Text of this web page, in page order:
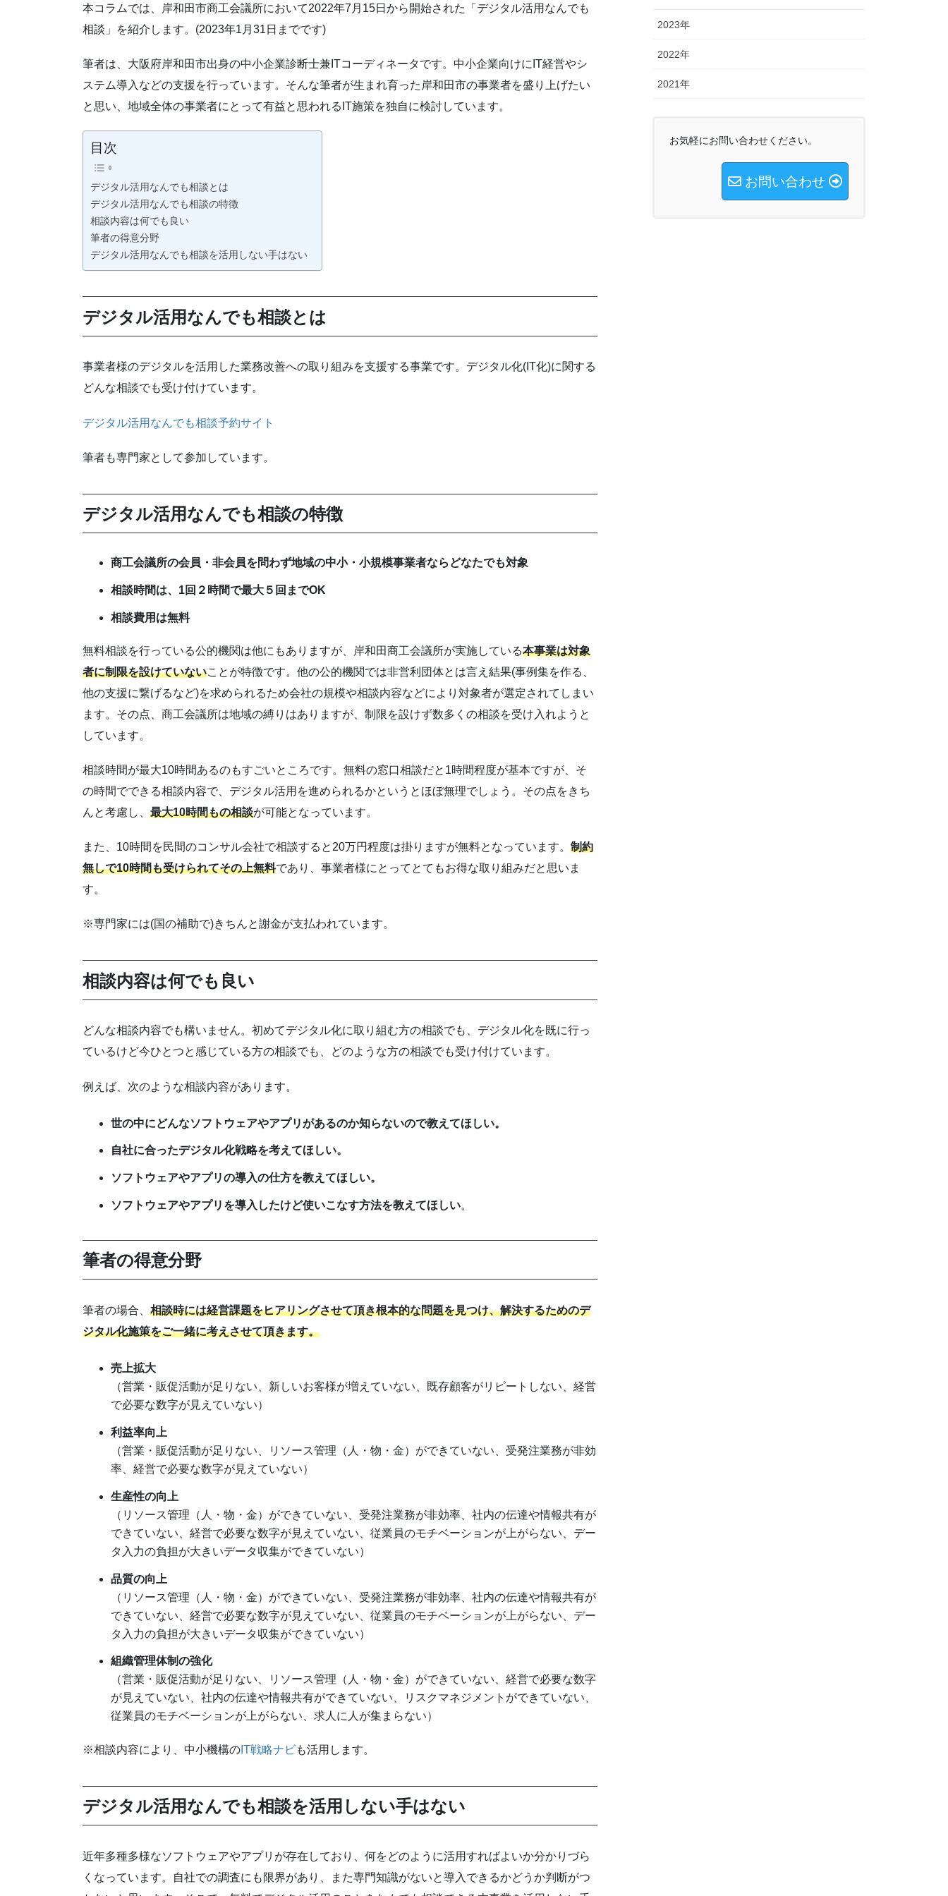
本コラムでは、岸和田市商工会議所において2022年7月15日から開始された「デジタル活用なんでも
相談」を紹介します。(2023年1月31日までです)
筆者は、大阪府岸和田市出身の中小企業診断士兼ITコーディネータです。中小企業向けにIT経営やシ
ステム導入などの支援を行っています。そんな筆者が生まれ育った岸和田市の事業者を盛り上げたい
と思い、地域全体の事業者にとって有益と思われるIT施策を独自に検討しています。
目次
デジタル活用なんでも相談とは
デジタル活用なんでも相談の特徴
相談内容は何でも良い
筆者の得意分野
デジタル活用なんでも相談を活用しない手はない
デジタル活用なんでも相談とは
事業者様のデジタルを活用した業務改善への取り組みを支援する事業です。デジタル化(IT化)に関する
どんな相談でも受け付けています。
デジタル活用なんでも相談予約サイト
筆者も専門家として参加しています。
デジタル活用なんでも相談の特徴
商工会議所の会員・非会員を問わず地域の中小・小規模事業者ならどなたでも対象
相談時間は、1回２時間で最大５回までOK
相談費用は無料
無料相談を行っている公的機関は他にもありますが、岸和田商工会議所が実施している本事業は対象
者に制限を設けていないことが特徴です。他の公的機関では非営利団体とは言え結果(事例集を作る、
他の支援に繋げるなど)を求められるため会社の規模や相談内容などにより対象者が選定されてしまい
ます。その点、商工会議所は地域の縛りはありますが、制限を設けず数多くの相談を受け入れようと
しています。
相談時間が最大10時間あるのもすごいところです。無料の窓口相談だと1時間程度が基本ですが、そ
の時間でできる相談内容で、デジタル活用を進められるかというとほぼ無理でしょう。その点をきち
んと考慮し、 最大10時間もの相談が可能となっています。
また、10時間を民間のコンサル会社で相談すると20万円程度は掛りますが無料となっています。 制約
無しで10時間も受けられてその上無料であり、事業者様にとってとてもお得な取り組みだと思いま
す。
※専門家には(国の補助で)きちんと謝金が支払われています。
相談内容は何でも良い
どんな相談内容でも構いません。初めてデジタル化に取り組む方の相談でも、デジタル化を既に行っ
ているけど今ひとつと感じている方の相談でも、どのような方の相談でも受け付けています。
例えば、次のような相談内容があります。
世の中にどんなソフトウェアやアプリがあるのか知らないので教えてほしい。
自社に合ったデジタル化戦略を考えてほしい。
ソフトウェアやアプリの導入の仕方を教えてほしい。
ソフトウェアやアプリを導入したけど使いこなす方法を教えてほしい。
筆者の得意分野
筆者の場合、 相談時には経営課題をヒアリングさせて頂き根本的な問題を見つけ、解決するためのデ
ジタル化施策をご一緒に考えさせて頂きます。
売上拡大
（営業・販促活動が足りない、新しいお客様が増えていない、既存顧客がリピートしない、経営
で必要な数字が見えていない）
利益率向上
（営業・販促活動が足りない、リソース管理（人・物・金）ができていない、受発注業務が非効
率、経営で必要な数字が見えていない）
生産性の向上
（リソース管理（人・物・金）ができていない、受発注業務が非効率、社内の伝達や情報共有が
できていない、経営で必要な数字が見えていない、従業員のモチベーションが上がらない、デー
タ入力の負担が大きいデータ収集ができていない）
品質の向上
（リソース管理（人・物・金）ができていない、受発注業務が非効率、社内の伝達や情報共有が
できていない、経営で必要な数字が見えていない、従業員のモチベーションが上がらない、デー
タ入力の負担が大きいデータ収集ができていない）
組織管理体制の強化
（営業・販促活動が足りない、リソース管理（人・物・金）ができていない、経営で必要な数字
が見えていない、社内の伝達や情報共有ができていない、リスクマネジメントができていない、
従業員のモチベーションが上がらない、求人に人が集まらない）
※相談内容により、中小機構の IT戦略ナビも活用します。
デジタル活用なんでも相談を活用しない手はない
近年多種多様なソフトウェアやアプリが存在しており、何をどのように活用すればよいか分かりづら
くなっています。自社での調査にも限界があり、また専門知識がないと導入できるかどうか判断がつ
2023年
2022年
2021年
お気軽にお問い合わせください。
お問い合わせ